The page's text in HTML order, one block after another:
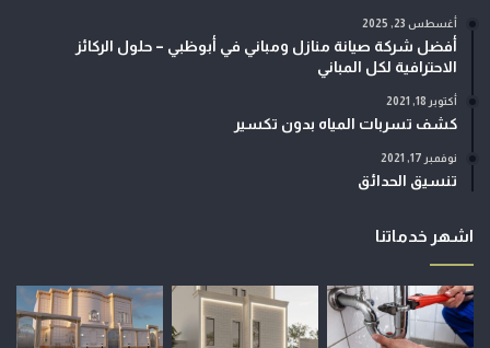
أغسطس 23, 2025
أفضل شركة صيانة منازل ومباني في أبوظبي – حلول الركائز
الاحترافية لكل المباني
أكتوبر 18, 2021
كشف تسربات المياه بدون تكسير
نوفمبر 17, 2021
تنسيق الحدائق
اشهر خدماتنا